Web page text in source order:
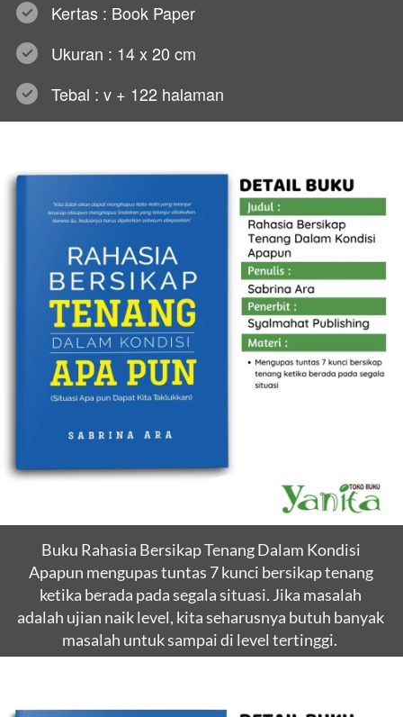
Kertas : Book Paper
Ukuran : 14 x 20 cm
Tebal : v + 122 halaman
Buku Rahasia Bersikap Tenang Dalam Kondisi
Apapun mengupas tuntas 7 kunci bersikap tenang
ketika berada pada segala situasi. Jika masalah
adalah ujian naik level, kita seharusnya butuh banyak
masalah untuk sampai di level tertinggi.